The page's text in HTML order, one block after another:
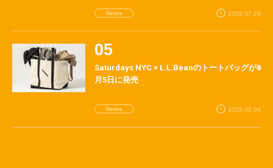
News 2026.07.29
Saturdays NYC × L.L.Beanのトートバッグが8
月5日に発売
News 2026.08.04